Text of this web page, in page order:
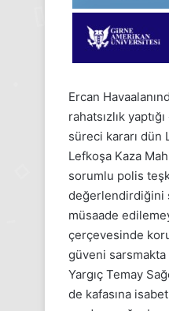
Ercan
rahatsızlık
süreci kararı dün
Lefkoşa Kaza
sorumlu polis
değerlendirdiğini
müsaade
çerçevesinde
güveni
Yargıç Temay
de kafasına